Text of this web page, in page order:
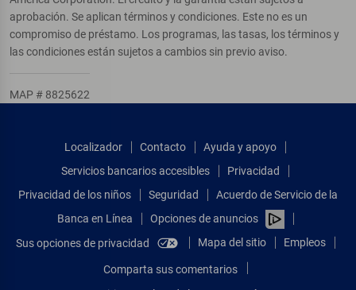
aprobación. Se aplican términos y condiciones. Este no es un
compromiso de préstamo. Los programas, las tasas, los términos y
las condiciones están sujetos a cambios sin previo aviso.
MAP # 8825622
Localizador Contacto
Ayuda y apoyo
Servicios bancarios accesibles
Privacidad
Privacidad de los niños
Seguridad
Acuerdo de Servicio de la
Banca en Línea
Opciones de anuncios
Sus opciones de privacidad
Mapa del sitio Empleos
Comparta sus comentarios